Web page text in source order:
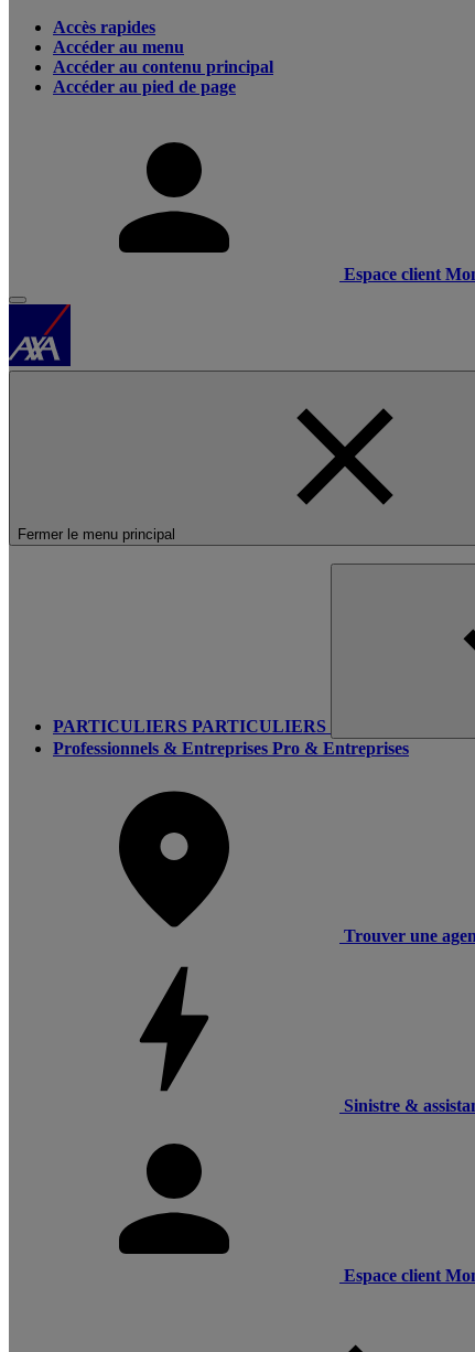
Accès rapides
Accéder au menu
Accéder au contenu principal
Accéder au pied de page
Espace client
Fermer le menu principal
PARTICULIERS PARTICULIERS
Professionnels & Entreprises Pro & Entreprises
Trouver une
Sinistre &
Espace client